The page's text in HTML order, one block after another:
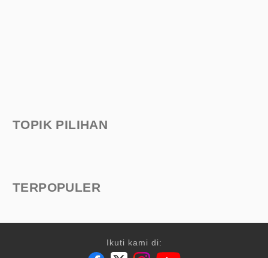
TOPIK PILIHAN
TERPOPULER
Ikuti kami di: